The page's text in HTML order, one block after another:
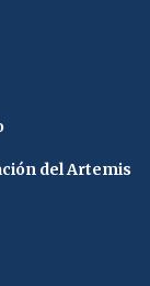
del Artemis